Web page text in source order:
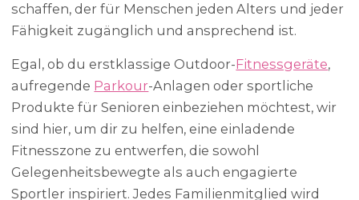
schaffen, der für Menschen jeden Alters und jeder
Fähigkeit zugänglich und ansprechend ist.
Egal, ob du erstklassige Outdoor-Fitnessgeräte,
aufregende Parkour-Anlagen oder sportliche
Produkte für Senioren einbeziehen möchtest, wir
sind hier, um dir zu helfen, eine einladende
Fitnesszone zu entwerfen, die sowohl
Gelegenheitsbewegte als auch engagierte
Sportler inspiriert. Jedes Familienmitglied wird